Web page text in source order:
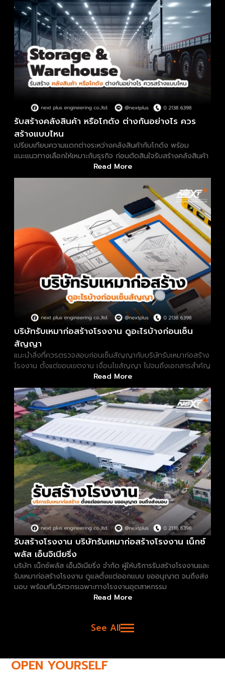
รับสร้างคลังสินค้า หรือโกดัง ต่างกันอย่างไร ควร
สร้างแบบไหน
เปรียบเทียบความแตกต่างระหว่างคลังสินค้ากับโกดัง พร้อม
แนะแนวทางเลือกให้เหมาะกับธุรกิจ ก่อนตัดสินใจรับสร้างคลังสินค้า
Read More
บริษัทรับเหมาก่อสร้างโรงงาน ดูอะไรบ้างก่อนเซ็น
สัญญา
แนะนำสิ่งที่ควรตรวจสอบก่อนเซ็นสัญญากับบริษัทรับเหมาก่อสร้าง
โรงงาน ตั้งแต่ขอบเขตงาน เงื่อนไขสัญญา ไปจนถึงเอกสารสำคัญ
Read More
รับสร้างโรงงาน บริษัทรับเหมาก่อสร้างโรงงาน เน็กซ์
พลัส เอ็นจิเนียริ่ง
บริษัท เน็กซ์พลัส เอ็นจิเนียริ่ง จำกัด ผู้ให้บริการรับสร้างโรงงานและ
รับเหมาก่อสร้างโรงงาน ดูแลตั้งแต่ออกแบบ ขออนุญาต จนถึงส่ง
มอบ พร้อมทีมวิศวกรเฉพาะทางโรงงานอุตสาหกรรม
Read More
See All
OPEN YOURSELF